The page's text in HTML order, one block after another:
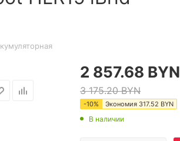
2 857.68 BYN
3 175.20BYN
-10% Экономия 317.52 BYN
В наличии